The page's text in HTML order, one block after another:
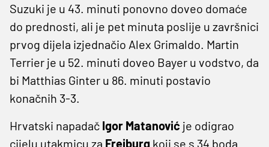
Suzuki je u 43. minuti ponovno doveo domaće
do prednosti, ali je pet minuta poslije u završnici
prvog dijela izjednačio Alex Grimaldo. Martin
Terrier je u 52. minuti doveo Bayer u vodstvo, da
bi Matthias Ginter u 86. minuti postavio
konačnih 3-3.
Hrvatski napadač Igor Matanović je odigrao
cijelu utakmicu za Freiburg koji se s 34 boda